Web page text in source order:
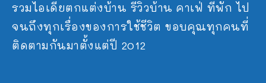
รวมไอเดียตกแต่งบ้าน รีวิวบ้าน คาเฟ่ ที่พัก ไป
จนถึงทุกเรื่องของการใช้ชีวิต ขอบคุณทุกคนที่
ติดตามกันมาตั้งแต่ปี 2012